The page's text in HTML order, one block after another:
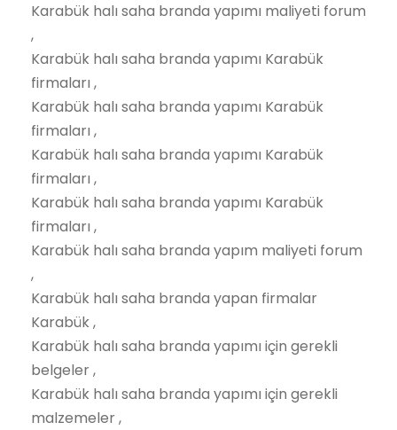
Karabük halı saha branda yapımı maliyeti forum
,
Karabük halı saha branda yapımı Karabük
firmaları ,
Karabük halı saha branda yapımı Karabük
firmaları ,
Karabük halı saha branda yapımı Karabük
firmaları ,
Karabük halı saha branda yapımı Karabük
firmaları ,
Karabük halı saha branda yapım maliyeti forum
,
Karabük halı saha branda yapan firmalar
Karabük ,
Karabük halı saha branda yapımı için gerekli
belgeler ,
Karabük halı saha branda yapımı için gerekli
malzemeler ,